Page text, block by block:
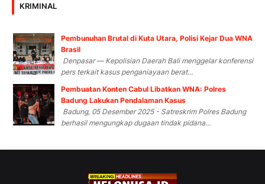
KRIMINAL
Pembunuhan Brutal di Kuta Utara, Polisi Kejar Dua WNA
Brasil
Denpasar — Kepolisian Daerah Bali menggelar konferensi
pers terkait kasus penganiayaan berat...
Pembuatan Konten Cabul Libatkan WNA: Polres
Badung Lakukan Pendalaman Kasus
Badung, 05 Desember 2025 - Satreskrim Polres Badung
berhasil mengungkap dugaan tindak pidana...